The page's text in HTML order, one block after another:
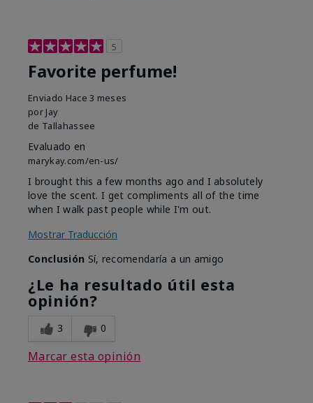
5
Favorite perfume!
Enviado Hace 3 meses
por Jay
de Tallahassee
Evaluado en
marykay.com/en-us/
I brought this a few months ago and I absolutely
love the scent. I get compliments all of the time
when I walk past people while I'm out.
Mostrar Traducción
Conclusión Sí, recomendaría a un amigo
¿Le ha resultado útil esta
opinión?
3 0
Marcar esta opinión